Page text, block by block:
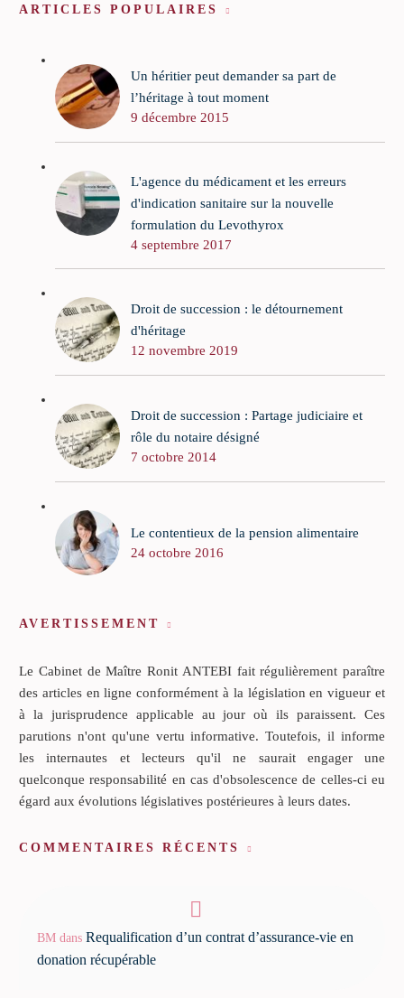
ARTICLES POPULAIRES
Un héritier peut demander sa part de
l’héritage à tout moment
9 décembre 2015
L'agence du médicament et les erreurs
d'indication sanitaire sur la nouvelle
formulation du Levothyrox
4 septembre 2017
Droit de succession : le détournement
d'héritage
12 novembre 2019
Droit de succession : Partage judiciaire et
rôle du notaire désigné
7 octobre 2014
Le contentieux de la pension alimentaire
24 octobre 2016
AVERTISSEMENT
Le Cabinet de Maître Ronit ANTEBI fait régulièrement paraître
des articles en ligne conformément à la législation en vigueur et
à la jurisprudence applicable au jour où ils paraissent. Ces
parutions n'ont qu'une vertu informative. Toutefois, il informe
les internautes et lecteurs qu'il ne saurait engager une
quelconque responsabilité en cas d'obsolescence de celles-ci eu
égard aux évolutions législatives postérieures à leurs dates.
COMMENTAIRES RÉCENTS
BM dans Requalification d’un contrat d’assurance-vie en
donation récupérable